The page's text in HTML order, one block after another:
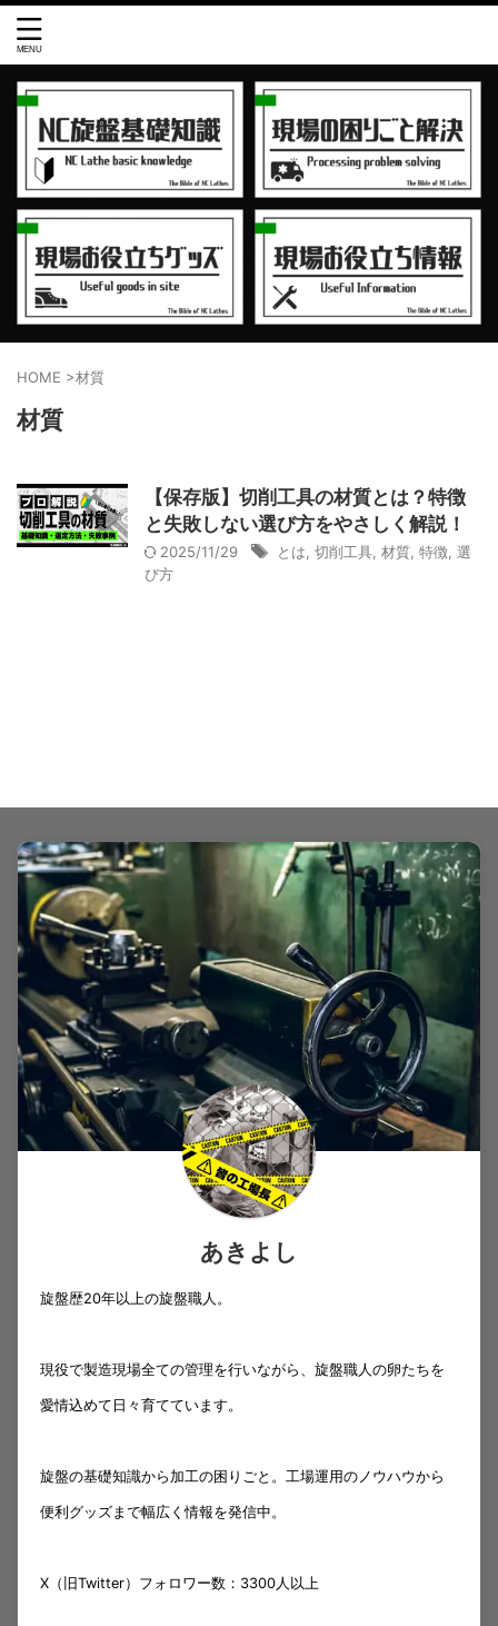
HOME >材質
材質
【保存版】切削工具の材質とは？特徴
と失敗しない選び方をやさしく解説！
2025/11/29 とは, 切削工具, 材質, 特徴, 選
び方
あきよし
旋盤歴20年以上の旋盤職人。
現役で製造現場全ての管理を行いながら、旋盤職人の卵たちを
愛情込めて日々育てています。
旋盤の基礎知識から加工の困りごと。工場運用のノウハウから
便利グッズまで幅広く情報を発信中。
X（旧Twitter）フォロワー数：3300人以上